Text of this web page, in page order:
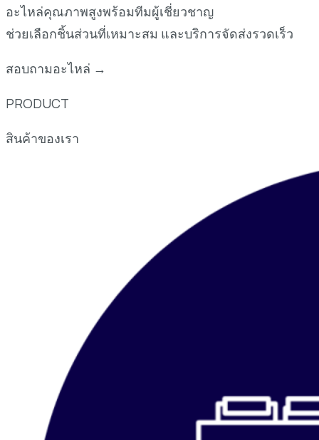
อะไหล่คุณภาพสูงพร้อมทีมผู้เชี่ยวชาญ
ช่วยเลือกชิ้นส่วนที่เหมาะสม และบริการจัดส่งรวดเร็ว
สอบถามอะไหล่ →
PRODUCT
สินค้าของเรา